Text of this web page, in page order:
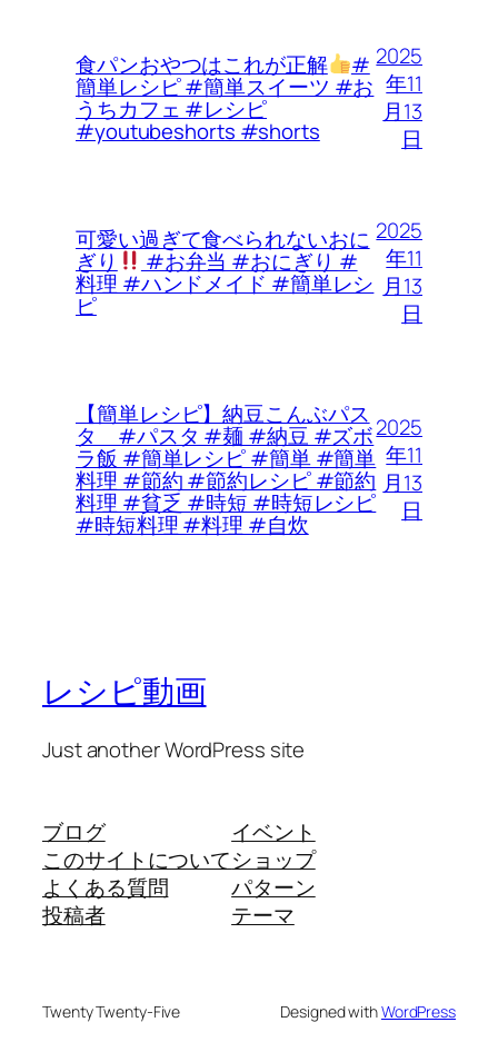
食パンおやつはこれが正解 #
簡単レシピ #簡単スイーツ #お
うちカフェ #レシピ
#youtubeshorts #shorts
2025
年11
月13
日
可愛い過ぎて食べられないおに
ぎり #お弁当 #おにぎり #
料理 #ハンドメイド #簡単レシ
ピ
2025
年11
月13
日
【簡単レシピ】納豆こんぶパス
タ #パスタ #麺 #納豆 #ズボ
ラ飯 #簡単レシピ #簡単 #簡単
料理 #節約 #節約レシピ #節約
料理 #貧乏 #時短 #時短レシピ
#時短料理 #料理 #自炊
2025
年11
月13
日
レシピ動画
Just another WordPress site
ブログ
このサイトについて
よくある質問
投稿者
イベント
ショップ
パターン
テーマ
Twenty Twenty-Five Designed withWordPress